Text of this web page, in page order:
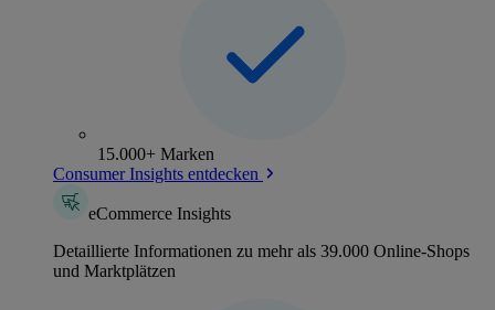
15.000+ Marken
Consumer Insights entdecken
eCommerce Insights
Detaillierte Informationen zu mehr als 39.000 Online-Shops
und Marktplätzen